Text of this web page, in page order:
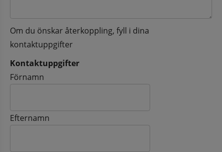
Om du önskar återkoppling, fyll i dina
kontaktuppgifter
Kontaktuppgifter
Kontaktuppgifter
Förnamn
Efternamn